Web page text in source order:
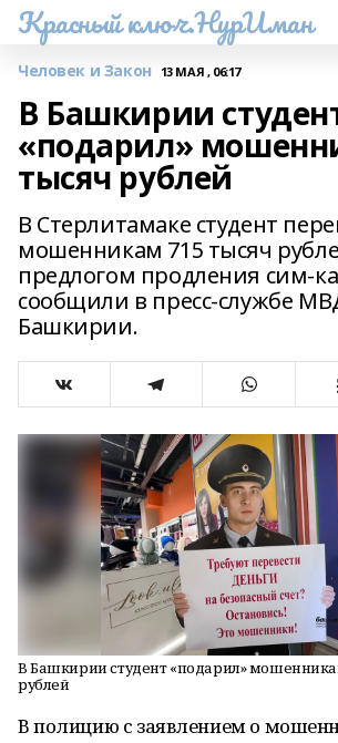
Красный ключ.НурИман
Человек и Закон 13 МАЯ , 06:17
В Башкирии
«подарил»
тысяч рублей
В Стерлитамаке студент
мошенникам 715 тысяч
предлогом продления сим-
сообщили в пресс-службе
Башкирии.
В Башкирии студент «подарил»
рублей
В полицию с заявлением о